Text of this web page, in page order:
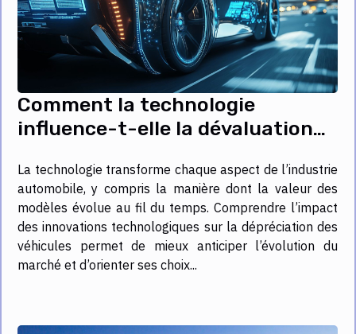
Comment la technologie
influence-t-elle la dévaluation
La technologie transforme chaque aspect de l’industrie
automobile, y compris la manière dont la valeur des
modèles évolue au fil du temps. Comprendre l’impact
des innovations technologiques sur la dépréciation des
véhicules permet de mieux anticiper l’évolution du
marché et d’orienter ses choix...